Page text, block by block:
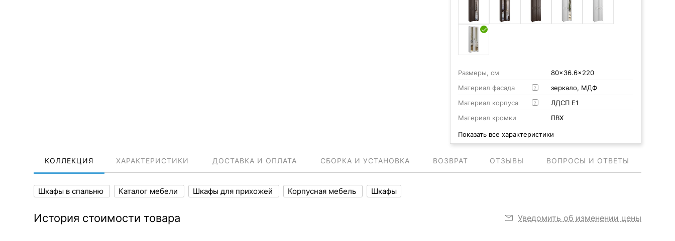
Размеры, см
80x36.6x220
Материал фасада
?
зеркало, МДФ
Материал корпуса
?
ЛДСП Е1
Материал кромки
ПВХ
Показать все характеристики
КОЛЛЕКЦИЯ ХАРАКТЕРИСТИКИ ДОСТАВКА И ОПЛАТА СБОРКА И УСТАНОВКА ВОЗВРАТ ОТЗЫВЫ ВОПРОСЫ И ОТВЕТЫ
Шкафы в спальню Каталог мебели Шкафы для прихожей Корпусная мебель Шкафы
История стоимости товара Уведомить об изменении цены